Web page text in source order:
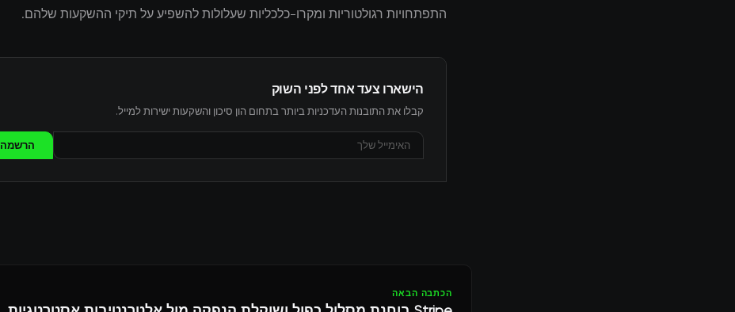
התפתחויות רגולטוריות ומקרו-כלכליות שעלולות להשפיע על תיקי ההשקעות שלהם.
הישארו צעד אחד לפני השוק
קבלו את התובנות העדכניות ביותר בתחום הון סיכון והשקעות ישירות למייל.
הרשמה
הכתבה הבאה